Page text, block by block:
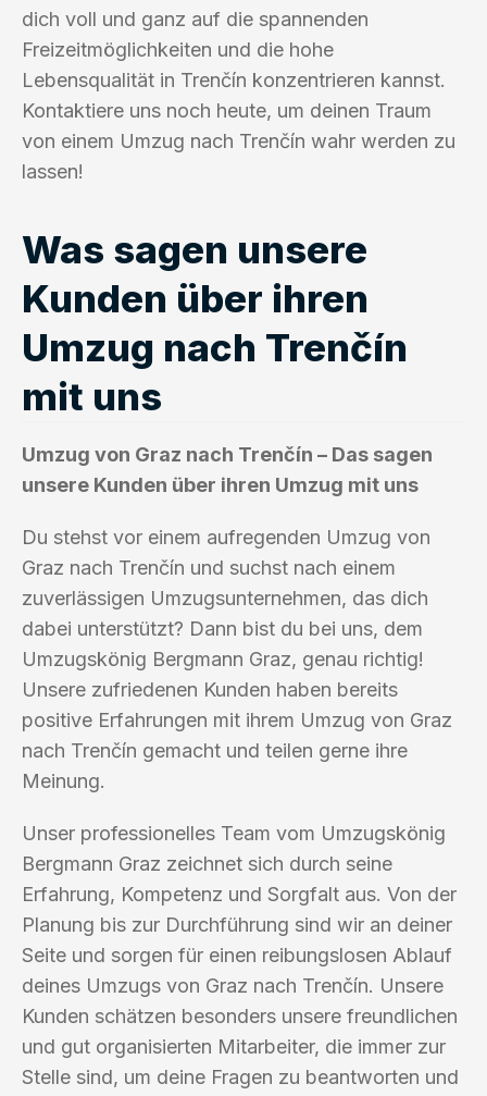
dich voll und ganz auf die spannenden
Freizeitmöglichkeiten und die hohe
Lebensqualität in Trenčín konzentrieren kannst.
Kontaktiere uns noch heute, um deinen Traum
von einem Umzug nach Trenčín wahr werden zu
lassen!
Was sagen unsere
Kunden über ihren
Umzug nach Trenčín
mit uns
Umzug von Graz nach Trenčín – Das sagen
unsere Kunden über ihren Umzug mit uns
Du stehst vor einem aufregenden Umzug von
Graz nach Trenčín und suchst nach einem
zuverlässigen Umzugsunternehmen, das dich
dabei unterstützt? Dann bist du bei uns, dem
Umzugskönig Bergmann Graz, genau richtig!
Unsere zufriedenen Kunden haben bereits
positive Erfahrungen mit ihrem Umzug von Graz
nach Trenčín gemacht und teilen gerne ihre
Meinung.
Unser professionelles Team vom Umzugskönig
Bergmann Graz zeichnet sich durch seine
Erfahrung, Kompetenz und Sorgfalt aus. Von der
Planung bis zur Durchführung sind wir an deiner
Seite und sorgen für einen reibungslosen Ablauf
deines Umzugs von Graz nach Trenčín. Unsere
Kunden schätzen besonders unsere freundlichen
und gut organisierten Mitarbeiter, die immer zur
Stelle sind, um deine Fragen zu beantworten und